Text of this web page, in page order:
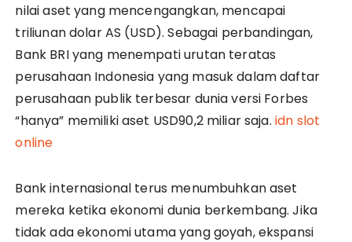
nilai aset yang mencengangkan, mencapai
triliunan dolar AS (USD). Sebagai perbandingan,
Bank BRI yang menempati urutan teratas
perusahaan Indonesia yang masuk dalam daftar
perusahaan publik terbesar dunia versi Forbes
“hanya” memiliki aset USD90,2 miliar saja. idn slot
online
Bank internasional terus menumbuhkan aset
mereka ketika ekonomi dunia berkembang. Jika
tidak ada ekonomi utama yang goyah, ekspansi